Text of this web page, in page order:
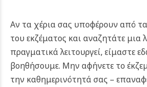
Αν τα χέρια σας υποφέρουν από
του εκζέματος και αναζητάτε μια
πραγματικά λειτουργεί, είμαστε
βοηθήσουμε. Μην αφήνετε το
την καθημερινότητά σας –